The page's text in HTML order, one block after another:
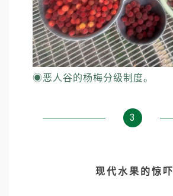
◉恶人谷的杨梅分级制度。
3
现代水果的惊吓